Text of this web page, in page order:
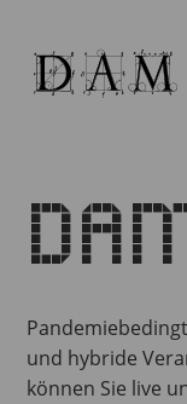
und hybride
können Sie live